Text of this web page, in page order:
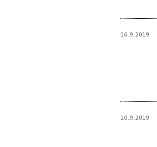
16.9.2019
10.9.2019